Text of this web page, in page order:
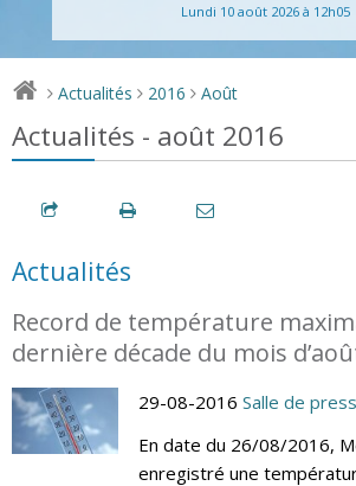
Lundi 10 août 2026 à 12h05
> Actualités > 2016 > Août
Actualités - août 2016
Actualités
Record de température
dernière décade du mois
29-08-2016 Salle de
En date du 26/08/2016,
enregistré une